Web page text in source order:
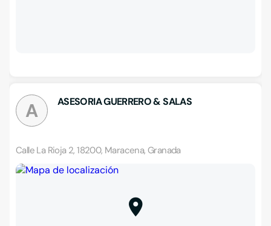
A ASESORIA GUERRERO & SALAS
Calle La Rioja 2, 18200, Maracena, Granada